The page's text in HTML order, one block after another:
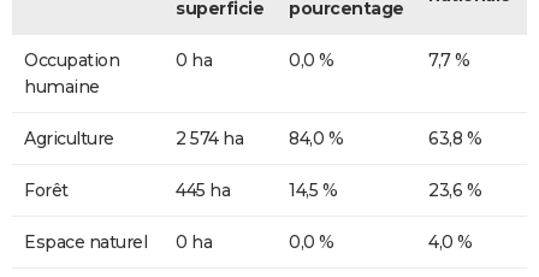
superficie
pourcentage
Occupation
humaine
0 ha 0,0 % 7,7 %
Agriculture 2 574 ha 84,0 % 63,8 %
Forêt 445 ha 14,5 % 23,6 %
Espace naturel 0 ha 0,0 % 4,0 %